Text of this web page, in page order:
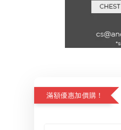
滿額優惠加價購！